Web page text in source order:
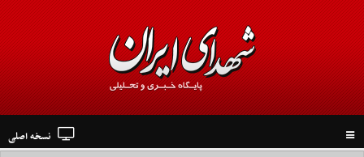
navigation
نسخه اصلی